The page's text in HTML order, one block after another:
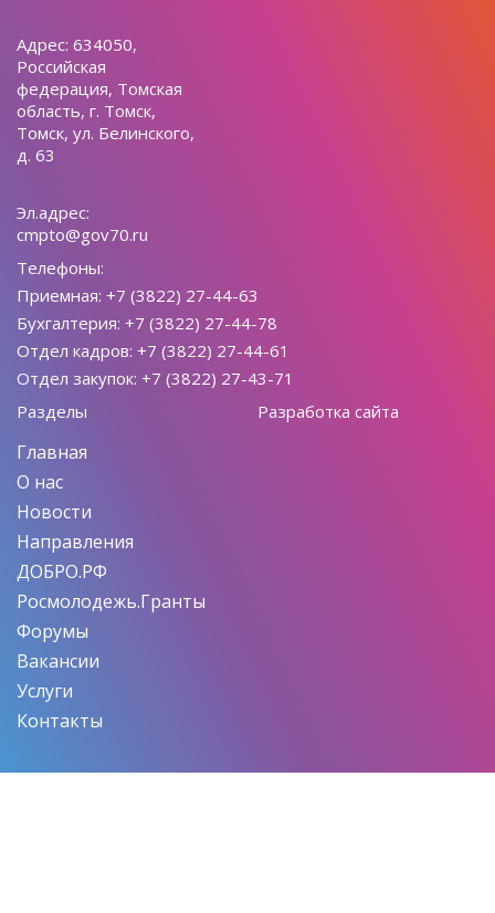
Адрес: 634050,
Российская
федерация, Томская
область, г. Томск,
Томск, ул. Белинского,
д. 63
Эл.адрес:
cmpto@gov70.ru
Телефоны:
Приемная: +7 (3822) 27-44-63
Бухгалтерия: +7 (3822) 27-44-78
Отдел кадров: +7 (3822) 27-44-61
Отдел закупок: +7 (3822) 27-43-71
Разделы
Главная
О нас
Новости
Направления
ДОБРО.РФ
Росмолодежь.Гранты
Форумы
Вакансии
Услуги
Контакты
Разработка сайта